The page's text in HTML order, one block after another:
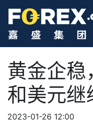
黄金企稳
和美元继
2023-01-26 12:00